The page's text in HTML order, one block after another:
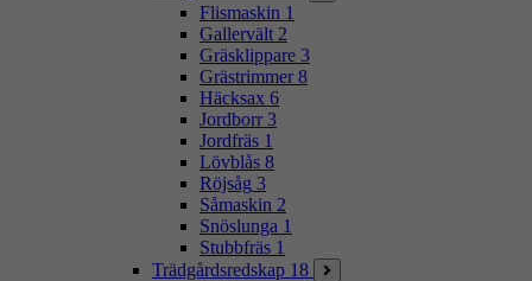
Flismaskin 1
Gallervält 2
Gräsklippare 3
Grästrimmer 8
Häcksax 6
Jordborr 3
Jordfräs 1
Lövblås 8
Röjsåg 3
Såmaskin 2
Snöslunga 1
Stubbfräs 1
Trädgårdsredskap 18